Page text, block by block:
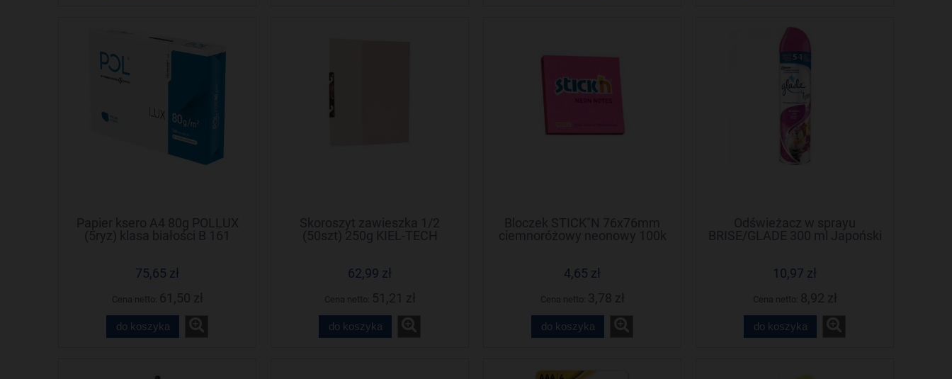
Papier ksero A4 80g POLLUX
(5ryz) klasa białości B 161
75,65 zł
do koszyka
Skoroszyt zawieszka 1/2
(50szt) 250g KIEL-TECH
62,99 zł
do koszyka
Bloczek STICK"N 76x76mm
ciemnoróżowy neonowy 100k
4,65 zł
do koszyka
Odświeżacz w sprayu
BRISE/GLADE 300 ml Japoński
10,97 zł
do koszyka